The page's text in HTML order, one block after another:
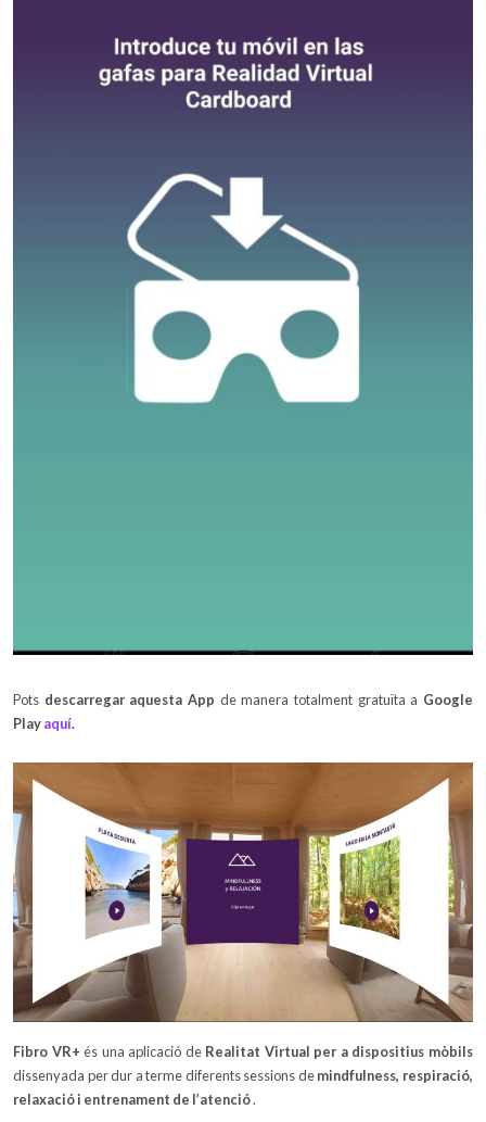
Pots descarregar aquesta App de manera totalment gratuïta a Google
Playaquí.
Fibro VR+és una aplicació de Realitat Virtual per a dispositius mòbils
dissenyada per dur a terme diferents sessions demindfulness, respiració,
relaxació i entrenament de l’atenció.